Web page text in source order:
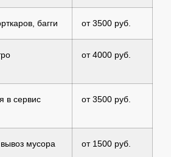
багги от 3500 руб.
от 4000 руб.
в сервис
от 3500 руб.
мусора
от 1500 руб.